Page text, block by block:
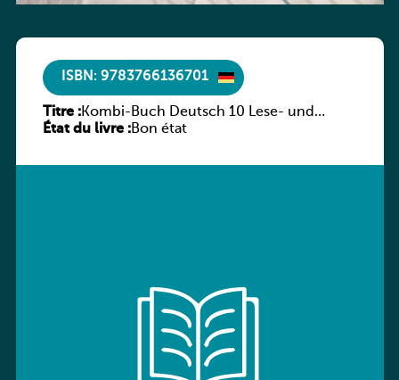
ISBN: 9783766136701
Titre :Kombi-Buch Deutsch 10 Lese- und
Sprachbuch
État du livre :Bon état